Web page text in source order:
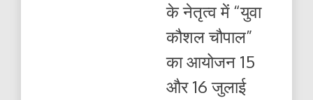
के नेतृत्व में “युवा
कौशल चौपाल”
का आयोजन 15
और 16 जुलाई